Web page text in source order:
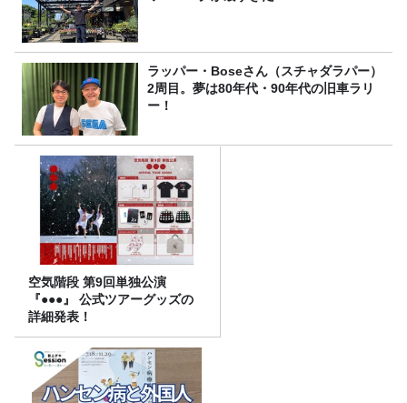
ラッパー・Boseさん（スチャダラパー）
2周目。夢は80年代・90年代の旧車ラリ
ー！
空気階段 第9回単独公演
『●●●』 公式ツアーグッズの
詳細発表！